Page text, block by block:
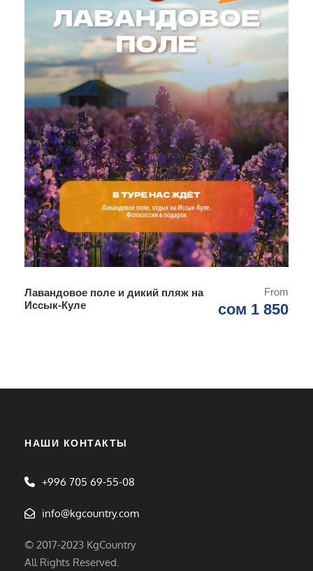
Лавандовое поле и дикий пляж на
Иссык-Куле
From
сом 1 850
НАШИ КОНТАКТЫ
+996 705 69-55-08
info@kgcountry.com
© 2017-2023 KgCountry
All Rights Reserved.